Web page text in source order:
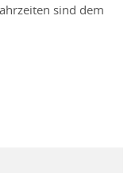
sind dem